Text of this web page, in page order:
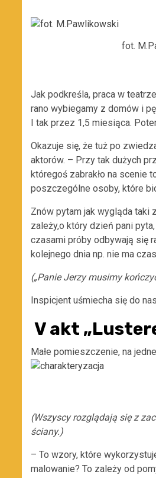
fot.
Jak podkreśla, praca w
rano wybiegamy z domów i
I tak przez 1,5 miesiąca.
Okazuje się, że tuż po
aktorów. – Przy tak dużych
któregoś zabrakło na scenie
poszczególne osoby, które
Znów pytam jak wygląda taki
zależy,o który dzień pani
czasami próby odbywają się
kolejnego dnia np. nie ma
(„Panie Jerzy musimy
Inspicjent uśmiecha się do
V akt
Małe pomieszczenie, na
(Wszyscy rozglądają się z
ściany.)
– To wzory, które
malowanie? To zależy od